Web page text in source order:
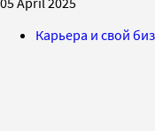
Карьера и свой